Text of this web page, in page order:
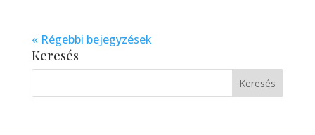
« Régebbi bejegyzések
Keresés